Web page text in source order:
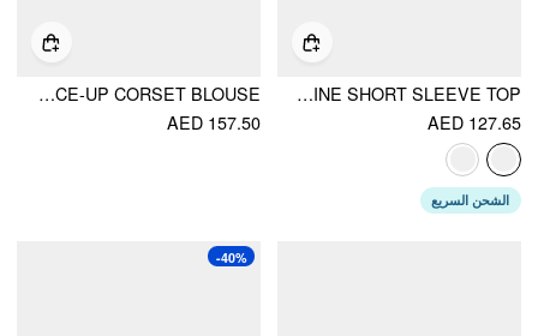
COTTON-BLEND LACE SCOOP NECKLINE SHORT SLEEVE TOP
AED 127.65
الشحن السريع
COTTON-BLEND SQUARE NECK RUFFLED LACE-UP CORSET BLOUSE
AED 157.50
-40%